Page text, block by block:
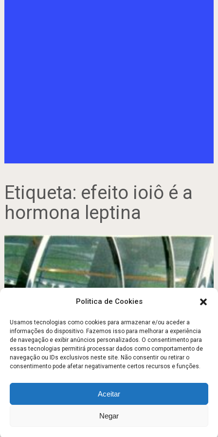
Politica de Cookies
Usamos tecnologias como cookies para armazenar e/ou aceder a
informações do dispositivo. Fazemos isso para melhorar a experiência
de navegação e exibir anúncios personalizados. O consentimento para
essas tecnologias permitirá processar dados como comportamento de
navegação ou IDs exclusivos neste site. Não consentir ou retirar o
consentimento pode afetar negativamente certos recursos e funções.
Aceitar
Negar
Etiqueta: efeito ioiô é a
hormona leptina
A LEPTINA E O IOIÔ
Março 25, 2012
Escola FitnessCopyright © 2026.